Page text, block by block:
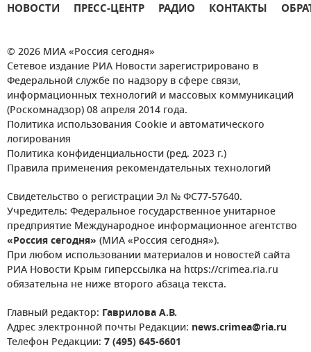
НОВОСТИ ПРЕСС-ЦЕНТР РАДИО КОНТАКТЫ
© 2026 МИА «Россия сегодня»
Сетевое издание РИА Новости зарегистрировано в
Федеральной службе по надзору в сфере связи,
информационных технологий и массовых коммуникаций
(Роскомнадзор) 08 апреля 2014 года.
Политика использования Cookie и автоматического
логирования
Политика конфиденциальности (ред. 2023 г.)
Правила применения рекомендательных технологий
Свидетельство о регистрации Эл № ФС77-57640.
Учредитель: Федеральное государственное унитарное
предприятие Международное информационное агентство
«Россия сегодня» (МИА «Россия сегодня»).
При любом использовании материалов и новостей сайта
РИА Новости Крым гиперссылка на https://crimea.ria.ru
обязательна не ниже второго абзаца текста.
Главный редактор: Гаврилова А.В.
Адрес электронной почты Редакции: news.crimea@ria.ru
Телефон Редакции: 7 (495) 645-6601